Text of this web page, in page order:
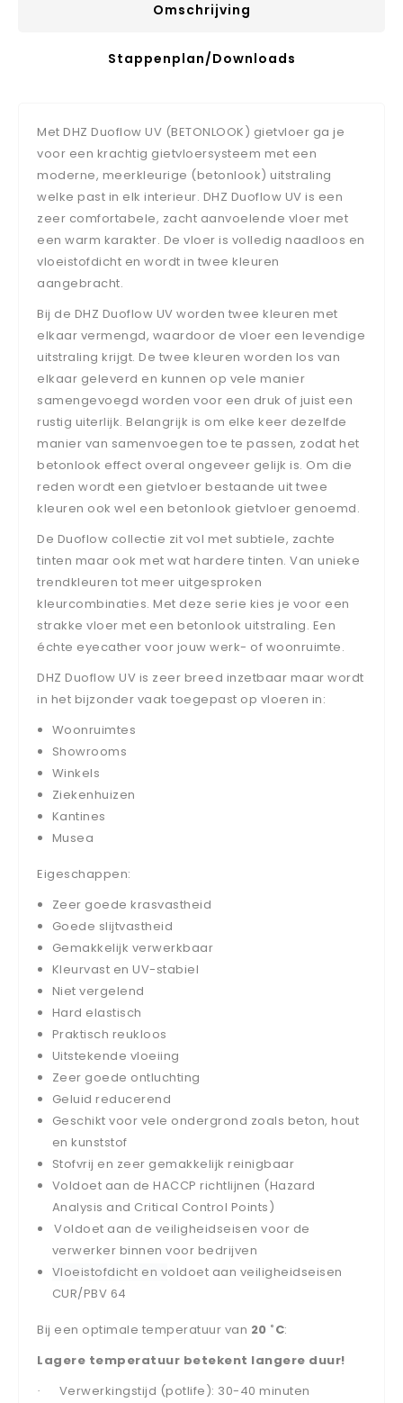
Omschrijving
Stappenplan/downloads
Met DHZ Duoflow UV (BETONLOOK) gietvloer ga je
voor een krachtig gietvloersysteem met een
moderne, meerkleurige (betonlook) uitstraling
welke past in elk interieur. DHZ Duoflow UV is een
zeer comfortabele, zacht aanvoelende vloer met
een warm karakter. De vloer is volledig naadloos en
vloeistofdicht en wordt in twee kleuren
aangebracht.
Bij de DHZ Duoflow UV worden twee kleuren met
elkaar vermengd, waardoor de vloer een levendige
uitstraling krijgt. De twee kleuren worden los van
elkaar geleverd en kunnen op vele manier
samengevoegd worden voor een druk of juist een
rustig uiterlijk. Belangrijk is om elke keer dezelfde
manier van samenvoegen toe te passen, zodat het
betonlook effect overal ongeveer gelijk is. Om die
reden wordt een gietvloer bestaande uit twee
kleuren ook wel een betonlook gietvloer genoemd.
De Duoflow collectie zit vol met subtiele, zachte
tinten maar ook met wat hardere tinten. Van unieke
trendkleuren tot meer uitgesproken
kleurcombinaties. Met deze serie kies je voor een
strakke vloer met een betonlook uitstraling. Een
échte eyecather voor jouw werk- of woonruimte.
DHZ Duoflow UV is zeer breed inzetbaar maar wordt
in het bijzonder vaak toegepast op vloeren in:
Woonruimtes
Showrooms
Winkels
Ziekenhuizen
Kantines
Musea
Eigeschappen:
Zeer goede krasvastheid
Goede slijtvastheid
Gemakkelijk verwerkbaar
Kleurvast en UV-stabiel
Niet vergelend
Hard elastisch
Praktisch reukloos
Uitstekende vloeiing
Zeer goede ontluchting
Geluid reducerend
Geschikt voor vele ondergrond zoals beton, hout
en kunststof
Stofvrij en zeer gemakkelijk reinigbaar
Voldoet aan de HACCP richtlijnen (Hazard
Analysis and Critical Control Points)
Voldoet aan de veiligheidseisen voor de
verwerker binnen voor bedrijven
Vloeistofdicht en voldoet aan veiligheidseisen
CUR/PBV 64
Bij een optimale temperatuur van 20 ˚C:
Lagere temperatuur betekent langere duur!
· Verwerkingstijd (potlife): 30-40 minuten